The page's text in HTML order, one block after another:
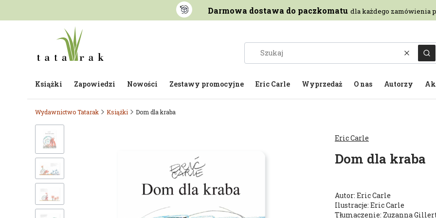
Darmowa dostawa do paczkomatu dla każdego zamówienia
Wyczyść
Książki Zapowiedzi Nowości Zestawy promocyjne Eric Carle Wyprzedaż O nas Autorzy
Wydawnictwo Tatarak Książki Dom dla kraba
Eric Carle
Dom dla kraba
Autor: Eric Carle
Ilustracje: Eric Carle
Tłumaczenie: Zuzanna